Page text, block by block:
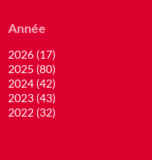
Année
2026 (17)
2025 (80)
2024 (42)
2023 (43)
2022 (32)